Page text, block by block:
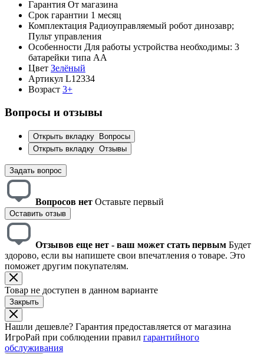
Гарантия От магазина
Срок гарантии 1 месяц
Комплектация Радиоуправляемый робот динозавр;
Пульт управления
Особенности Для работы устройства необходимы: 3
батарейки типа АА
Цвет Зелёный
Артикул L12334
Возраст 3+
Вопросы и отзывы
Открыть вкладку
Вопросы
Открыть вкладку Отзывы
Задать вопрос
Вопросов нет Оставьте первый
Оставить отзыв
Отзывов еще нет - ваш может стать первым Будет
здорово, если вы напишете свои впечатления о товаре. Это
поможет другим покупателям.
Товар не доступен в данном варианте
Закрыть
Нашли дешевле? Гарантия предоставляется от магазина
ИгроРай при соблюдении правил гарантийного
обслуживания